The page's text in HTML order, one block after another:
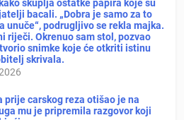
skuplja ostatke papira koje su
bacali. „Dobra je samo za to
unuče“, podrugljivo se rekla majka.
riječi. Okrenuo sam stol, pozvao
snimke koje će otkriti istinu
skrivala.
prije carskog reza otišao je na
mu je pripremila razgovor koji